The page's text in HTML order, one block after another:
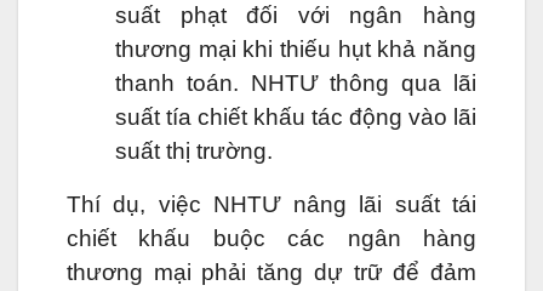
suất phạt đối với ngân hàng
thương mại khi thiếu hụt khả năng
thanh toán. NHTƯ thông qua lãi
suất tía chiết khấu tác động vào lãi
suất thị trường.
Thí dụ, việc NHTƯ nâng lãi suất tái
chiết khấu buộc các ngân hàng
thương mại phải tăng dự trữ để đảm